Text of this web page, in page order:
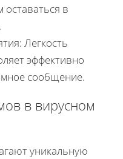
оставаться в
Легкость
эффективно
сообщение.
в вирусном
уникальную